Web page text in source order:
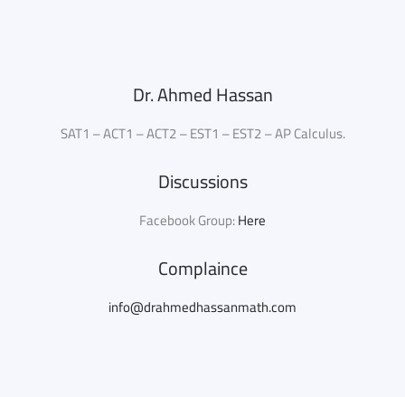
Dr. Ahmed Hassan
SAT1 – ACT1 – ACT2 – EST1 – EST2 – AP Calculus.
Discussions
Facebook Group:Here
Complaince
info@drahmedhassanmath.com